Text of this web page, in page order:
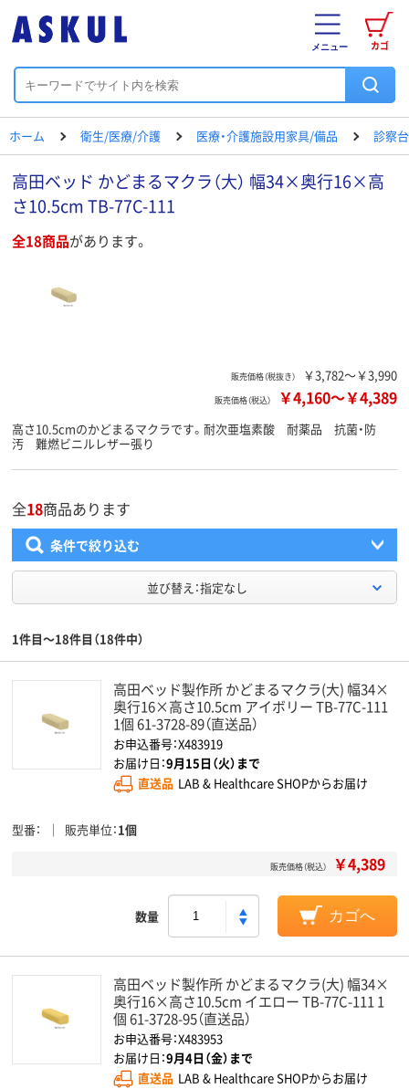
カゴ
メニュー
ホーム 衛生/医療/介護 医療・介護施設用家具/備品 診察
高田ベッド かどまるマクラ（大） 幅34×奥行16×高
さ10.5cm TB-77C-111
全18商品があります。
販売価格（税抜き） ￥3,782～￥3,990
販売価格（税込） ￥4,160～￥4,389
高さ10.5cmのかどまるマクラです。耐次亜塩素酸 耐薬品 抗菌・防
汚 難燃ビニルレザー張り
全18商品あります
条件で絞り込む
並び替え：指定なし
1件目～18件目（18件中）
高田ベッド製作所 かどまるマクラ(大) 幅34×
奥行16×高さ10.5cm アイボリー TB-77C-111
1個 61-3728-89（直送品）
お申込番号：X483919
お届け日：9月15日（火）まで
直送品 LAB & Healthcare SHOPからお届け
型番 販売単位 1個
販売価格（税込） ￥4,389
数量 カゴへ
高田ベッド製作所 かどまるマクラ(大) 幅34×
奥行16×高さ10.5cm イエロー TB-77C-111 1
個 61-3728-95（直送品）
お申込番号：X483953
お届け日：9月4日（金）まで
直送品 LAB & Healthcare SHOPからお届け